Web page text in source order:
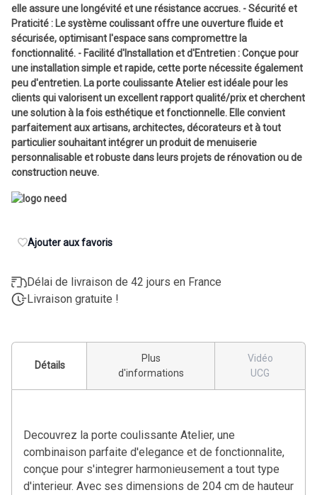
elle assure une longévité et une résistance accrues. - Sécurité et
Praticité : Le système coulissant offre une ouverture fluide et
sécurisée, optimisant l'espace sans compromettre la
fonctionnalité. - Facilité d'Installation et d'Entretien : Conçue pour
une installation simple et rapide, cette porte nécessite également
peu d'entretien. La porte coulissante Atelier est idéale pour les
clients qui valorisent un excellent rapport qualité/prix et cherchent
une solution à la fois esthétique et fonctionnelle. Elle convient
parfaitement aux artisans, architectes, décorateurs et à tout
particulier souhaitant intégrer un produit de menuiserie
personnalisable et robuste dans leurs projets de rénovation ou de
construction neuve.
Ajouter aux favoris
Délai de livraison de 42 jours en France
Livraison gratuite !
Détails
Plus
d'informations
Vidéo
UCG
Decouvrez la porte coulissante Atelier, une
combinaison parfaite d'elegance et de fonctionnalite,
conçue pour s'integrer harmonieusement a tout type
d'interieur. Avec ses dimensions de 204 cm de hauteur